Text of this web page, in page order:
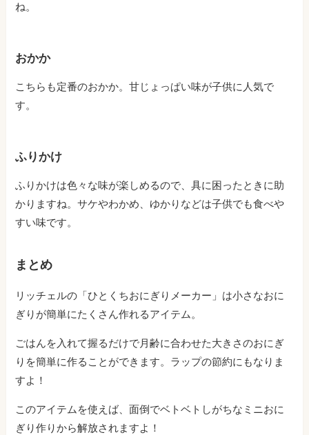
ね。
おかか
こちらも定番のおかか。甘じょっぱい味が子供に人気で
す。
ふりかけ
ふりかけは色々な味が楽しめるので、具に困ったときに助
かりますね。サケやわかめ、ゆかりなどは子供でも食べや
すい味です。
まとめ
リッチェルの「ひとくちおにぎりメーカー」は小さなおに
ぎりが簡単にたくさん作れるアイテム。
ごはんを入れて握るだけで月齢に合わせた大きさのおにぎ
りを簡単に作ることができます。ラップの節約にもなりま
すよ！
このアイテムを使えば、面倒でベトベトしがちなミニおに
ぎり作りから解放されますよ！